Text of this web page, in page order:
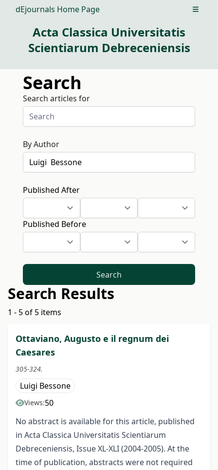
dEjournals Home Page Open
Acta Classica Universitatis
Scientiarum Debreceniensis
Search
Search articles for
By Author
Published After
Published Before
Search
Search Results
1 - 5 of 5 items
Ottaviano, Augusto e il regnum dei
Caesares
305-324.
Luigi Bessone
Views:50
No abstract is available for this article, published
in Acta Classica Universitatis Scientiarum
Debreceniensis, Issue XL-XLI (2004-2005). At the
time of publication, abstracts were not required